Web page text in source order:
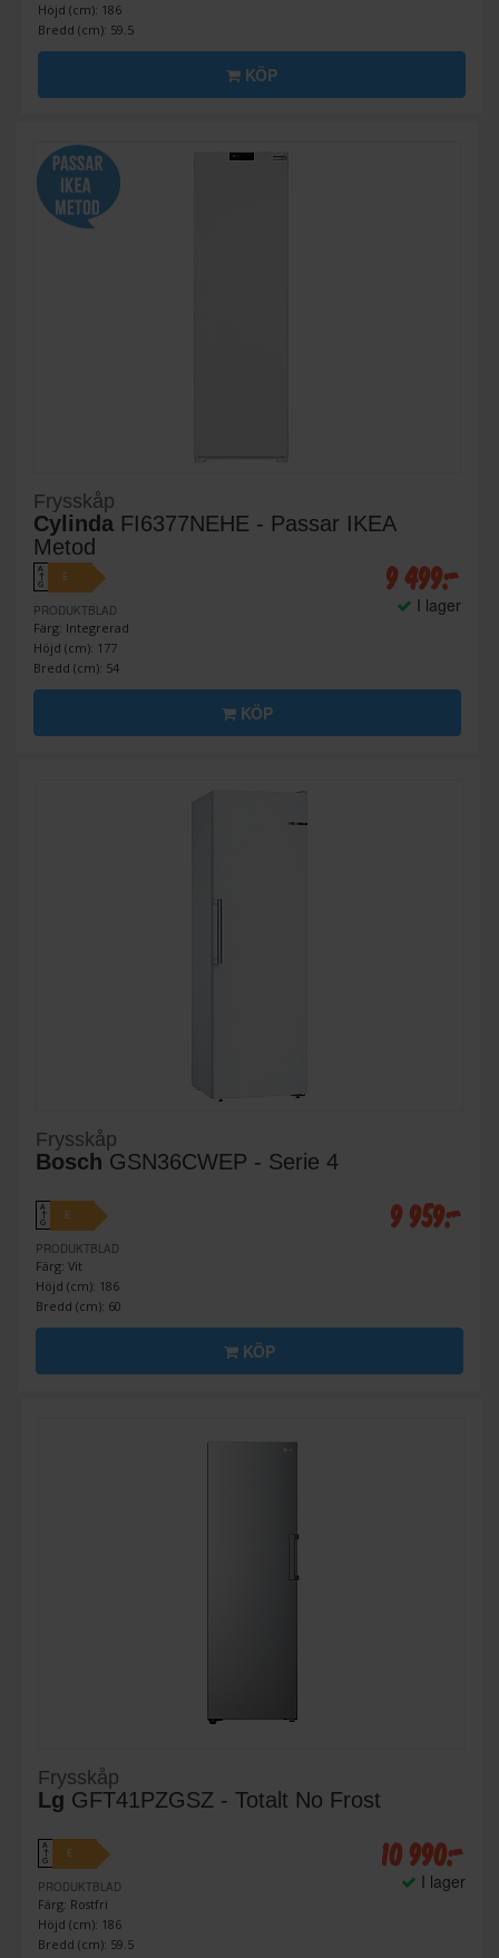
Höjd (cm): 186
Bredd (cm): 59.5
KÖP
Frysskåp
Cylinda FI6377NEHE - Passar IKEA
Metod
A
↑
G
E
PRODUKTBLAD
Färg: Integrerad
Höjd (cm): 177
Bredd (cm): 54
9 499:-
I lager
KÖP
Frysskåp
Bosch GSN36CWEP - Serie 4
A
↑
G
E
PRODUKTBLAD
Färg: Vit
Höjd (cm): 186
Bredd (cm): 60
9 959:-
KÖP
Frysskåp
Lg GFT41PZGSZ - Totalt No Frost
A
↑
G
E
PRODUKTBLAD
Färg: Rostfri
Höjd (cm): 186
Bredd (cm): 59.5
10 990:-
I lager